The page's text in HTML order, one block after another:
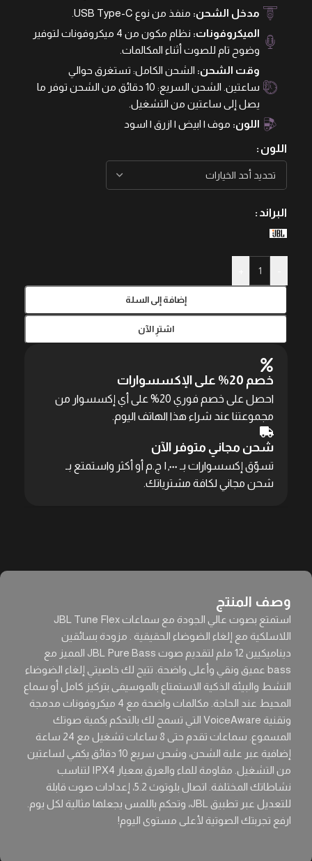
مدخل الشحن: منفذ من نوع USB Type-C.
الميكروفونات:
نظام مكون من 4 ميكروفونات لتوفير
وضوح تام للصوت أثناء المكالمات.
وقت الشحن: الشحن الكامل: تستغرق حوالي
ساعتين. الشحن السريع: 10 دقائق من الشحن توفر ما
يصل إلى ساعتين من التشغيل.
اللون: موف | ابيض | ازرق | اسود
اللون
البراند
إضافة إلى السلة
اشترِ الآن
خصم 20% على الإكسسوارات
احصل على خصم فوري 20% على أي إكسسوار من
مجموعتنا عند شراء هذا الهاتف اليوم.
شحن مجاني متوفر الآن
تسوّق إكسسوارات بـ ١,٠٠٠ ج.م أو أكثر واستمتع بـ
شحن مجاني لكافة مشترياتك.
وصف المنتج
استمتع بصوت عالي الجودة مع سماعات JBL Tune Flex
اللاسلكية مع إلغاء الضوضاء الحقيقية . مزودة بسائقين
ديناميكيين 12 ملم لتقديم صوت JBL Pure Bass المميز مع
bass عميق ونقي وأعلى واضحة. تتيح لك خاصيتي إلغاء الضوضاء
النشط والبيئة الذكية الاستمتاع بالموسيقى بتركيز كامل أو سماع
المحيط عند الحاجة. مكالمات واضحة مع 4 ميكروفونات مدمجة
وتقنية VoiceAware التي تسمح لك بالتحكم بكمية صوتك
المسموع. سماعات تقدم حتى 8 ساعات تشغيل مع 24 ساعة
إضافية عبر علبة الشحن، وشحن سريع 10 دقائق يكفي لساعتين
من التشغيل. مقاومة للماء والعرق بمعيار IPX4 لتناسب
نشاطاتك المختلفة. اتصال بلوتوث 5.2، إعدادات صوت قابلة
للتعديل عبر تطبيق JBL، وتحكم باللمس يجعلها مثالية لكل يوم.
ارفع تجربتك الصوتية لأعلى مستوى اليوم!